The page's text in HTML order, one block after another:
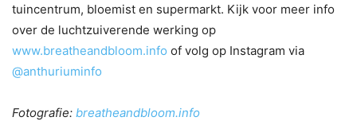
tuincentrum, bloemist en supermarkt. Kijk voor meer info
over de luchtzuiverende werking op
www.breatheandbloom.info of volg op Instagram via
@anthuriuminfo
Fotografie: breatheandbloom.info